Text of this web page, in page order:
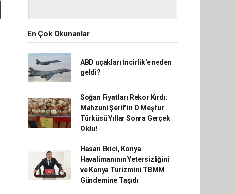
En Çok Okunanlar
ABD uçakları İncirlik'e neden
geldi?
Soğan Fiyatları Rekor Kırdı:
Mahzuni Şerif’in O Meşhur
Türküsü Yıllar Sonra Gerçek
Oldu!
Hasan Ekici, Konya
Havalimanının Yetersizliğini
ve Konya Turizmini TBMM
Gündemine Taşıdı